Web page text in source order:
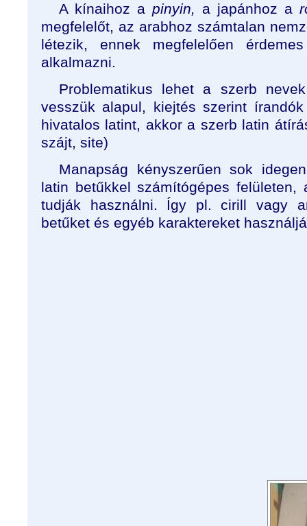
A kínaihoz a pinyin, a japánhoz a
megfelelőt, az arabhoz számtalan
létezik, ennek megfelelően
alkalmazni.
Problematikus lehet a szerb
vesszük alapul, kiejtés szerint
hivatalos latint, akkor a szerb latin
szájt, site)
Manapság kényszerűen sok
latin betűkkel számítógépes
tudják használni. Így pl. cirill vagy
betűket és egyéb karaktereket